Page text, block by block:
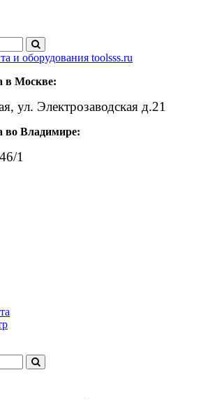
в Москве:
ул. Электрозаводская д.21
во Владимире:
1